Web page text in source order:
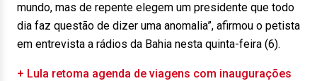
mundo, mas de repente elegem um presidente que todo
dia faz questão de dizer uma anomalia”, afirmou o petista
em entrevista a rádios da Bahia nesta quinta-feira (6).
+ Lula retoma agenda de viagens com inaugurações